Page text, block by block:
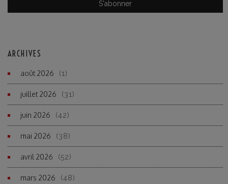
ARCHIVES
août 2026 (1)
juillet 2026 (31)
juin 2026 (42)
mai 2026 (38)
avril 2026 (52)
mars 2026 (48)